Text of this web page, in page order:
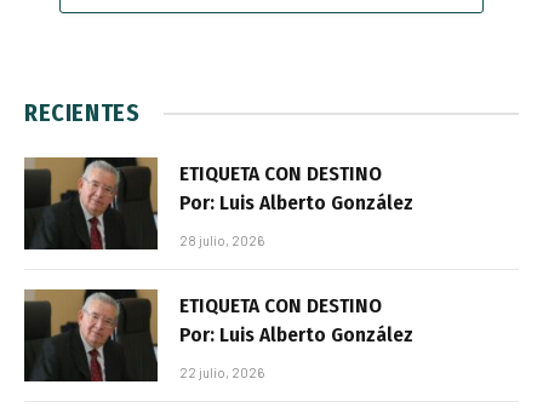
RECIENTES
ETIQUETA CON DESTINO
Por: Luis Alberto González
28 julio, 2026
ETIQUETA CON DESTINO
Por: Luis Alberto González
22 julio, 2026